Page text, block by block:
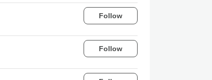
Follow
Follow